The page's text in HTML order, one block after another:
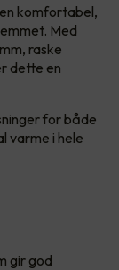
komfortabel,
Med
raske
dette en
for både
varme i hele
gir god